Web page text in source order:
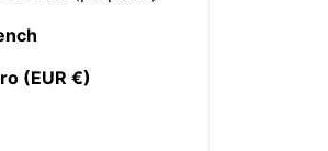
(EUR €)